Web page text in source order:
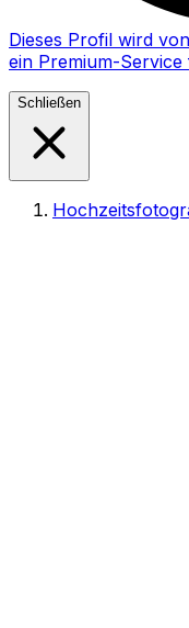
Dieses Profil wird
ein Premium-
Schließen